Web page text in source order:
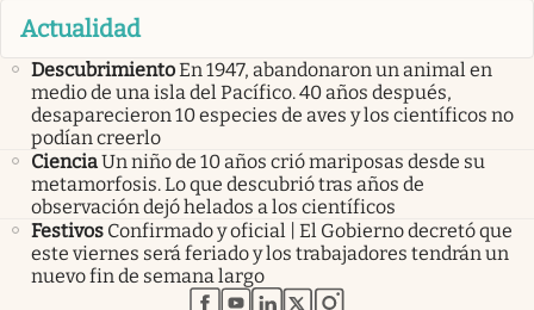
Actualidad
DescubrimientoEn 1947, abandonaron un animal en
medio de una isla del Pacífico. 40 años después,
desaparecieron 10 especies de aves y los científicos no
podían creerlo
CienciaUn niño de 10 años crió mariposas desde su
metamorfosis. Lo que descubrió tras años de
observación dejó helados a los científicos
Festivos Confirmado y oficial | El Gobierno decretó que
este viernes será feriado y los trabajadores tendrán un
nuevo fin de semana largo
abre en nueva pestaña
abre en nueva pestaña
abre en nueva pestaña
abre en nueva pestaña
abre en nueva pestaña